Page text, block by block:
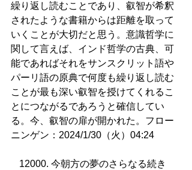
繰り返し読むことであり、叡智が希釈
されたような書籍からは距離を取って
いくことが大切だと思う。意識哲学に
関して言えば、インド哲学の古典、可
能であればそれをサンスクリット語や
パーリ語の原典で何度も繰り返し読む
ことが最も深い叡智を授けてくれるこ
とにつながるであろうと確信してい
る。今、叡智の扉が開かれた。フロー
ニンゲン：2024/1/30（火）04:24
12000. 今朝方の夢のさらなる続き